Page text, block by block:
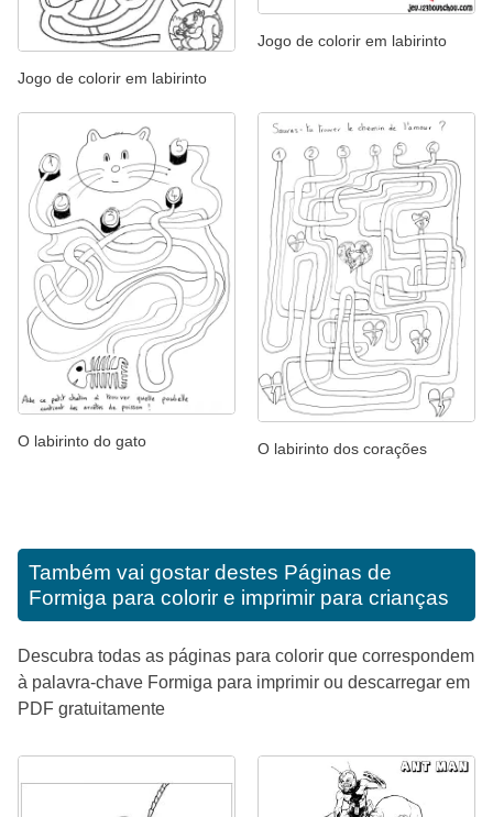
Jogo de colorir em labirinto
Jogo de colorir em labirinto
O labirinto do gato O labirinto dos corações
Também vai gostar destes Páginas de
Formiga para colorir e imprimir para crianças
Descubra todas as páginas para colorir que correspondem
à palavra-chave Formiga para imprimir ou descarregar em
PDF gratuitamente